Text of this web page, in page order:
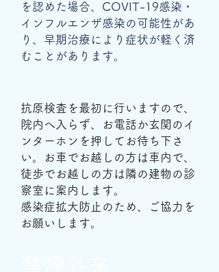
を認めた場合、COVIT-19感染・
インフルエンザ感染の可能性があ
り、早期治療により症状が軽く済
むことがあります。
抗原検査を最初に行いますので、
院内へ入らず、お電話か玄関のイ
ンターホンを押してお待ち下さ
い。お車でお越しの方は車内で、
徒歩でお越しの方は隣の建物の診
察室に案内します。
感染症拡大防止のため、ご協力を
お願いします。